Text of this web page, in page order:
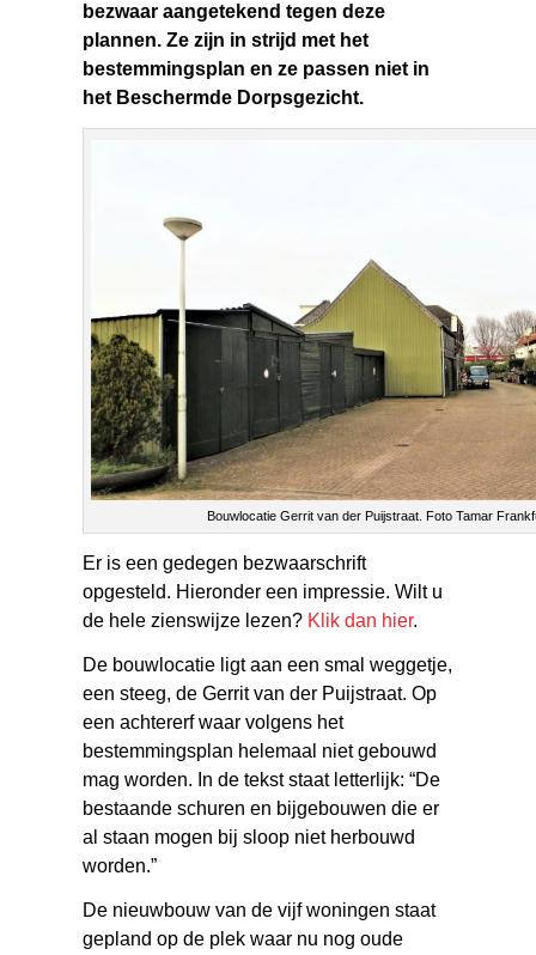
bezwaar aangetekend tegen deze
plannen. Ze zijn in strijd met het
bestemmingsplan en ze passen niet in
het Beschermde Dorpsgezicht.
Bouwlocatie Gerrit van der Puijstraat. Foto Tamar
Er is een gedegen bezwaarschrift
opgesteld. Hieronder een impressie. Wilt u
de hele zienswijze lezen? Klik dan hier.
De bouwlocatie ligt aan een smal weggetje,
een steeg, de Gerrit van der Puijstraat. Op
een achtererf waar volgens het
bestemmingsplan helemaal niet gebouwd
mag worden. In de tekst staat letterlijk: “De
bestaande schuren en bijgebouwen die er
al staan mogen bij sloop niet herbouwd
worden.”
De nieuwbouw van de vijf woningen staat
gepland op de plek waar nu nog oude